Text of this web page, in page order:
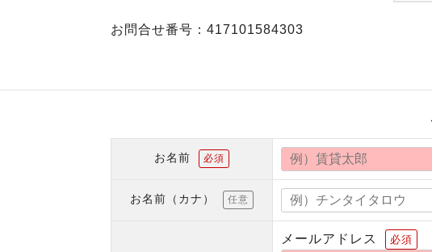
お問合せ番号：417101584303
お名前 必須
お名前（カナ） 任意
メールアドレス 必須